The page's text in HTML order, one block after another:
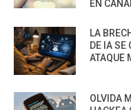
EN
LA
DE IA SE
ATAQUE
OLVIDA